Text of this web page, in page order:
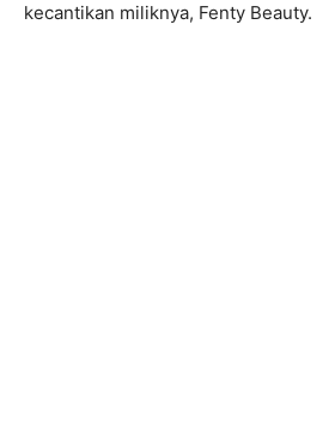
kecantikan miliknya, Fenty Beauty.